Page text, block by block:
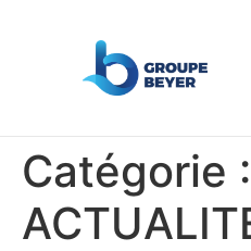
Catégorie :